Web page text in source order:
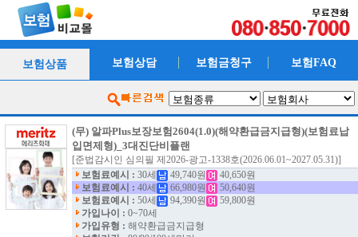
보험상품 보험상담 보험금청구 보험FAQ
(무) 알파Plus보장보험2604(1.0)(해약환급금지급형)(보험료납
입면제형)_3대진단비플랜
[준법감시인 심의필 제2026-광고-1338호(2026.06.01~2027.05.31)]
보험료예시 : 30세 49,740원
40,650원
보험료예시 : 40세 66,980원
50,640원
보험료예시 : 50세 94,390원
59,800원
가입나이 : 0~70세
가입유형 : 해약환급금지급형